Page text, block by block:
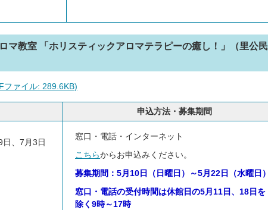
マ教室 「ホリスティックアロマテラピーの癒し！」（里公民
ファイル: 289.6KB)
申込方法・募集期間
、7月3日
窓口・電話・インターネット
こちらからお申込みください。
募集期間：5月10日（日曜日）～5月22日（水曜日）
窓口・電話の受付時間は休館日の5月11日、18日を
除く9時～17時